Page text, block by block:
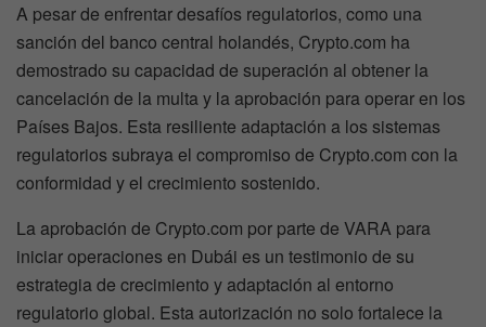
A pesar de enfrentar desafíos regulatorios, como una
sanción del banco central holandés, Crypto.com ha
demostrado su capacidad de superación al obtener la
cancelación de la multa y la aprobación para operar en los
Países Bajos. Esta resiliente adaptación a los sistemas
regulatorios subraya el compromiso de Crypto.com con la
conformidad y el crecimiento sostenido.
La aprobación de Crypto.com por parte de VARA para
iniciar operaciones en Dubái es un testimonio de su
estrategia de crecimiento y adaptación al entorno
regulatorio global. Esta autorización no solo fortalece la